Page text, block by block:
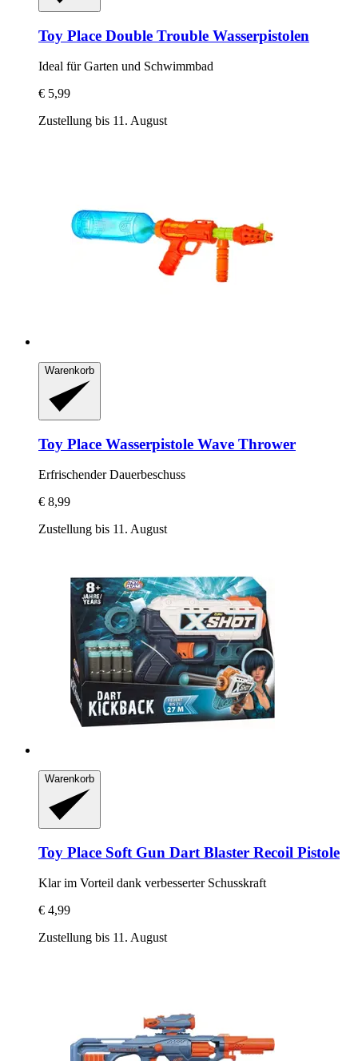
Toy Place Double Trouble Wasserpistolen
Ideal für Garten und Schwimmbad
€ 5,99
Zustellung bis 11. August
Warenkorb
Toy Place Wasserpistole Wave Thrower
Erfrischender Dauerbeschuss
€ 8,99
Zustellung bis 11. August
Warenkorb
Toy Place Soft Gun Dart Blaster Recoil Pistole
Klar im Vorteil dank verbesserter Schusskraft
€ 4,99
Zustellung bis 11. August